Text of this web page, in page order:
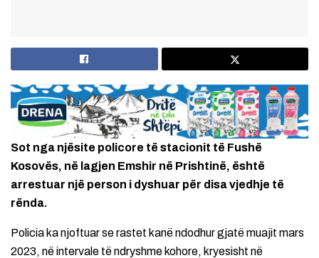
Sot nga njësite policore të stacionit të Fushë
Kosovës, në lagjen Emshir në Prishtinë, është
arrestuar një person i dyshuar për disa vjedhje të
rënda.
Policia ka njoftuar se rastet kanë ndodhur gjatë muajit mars
2023, në intervale të ndryshme kohore, kryesisht në